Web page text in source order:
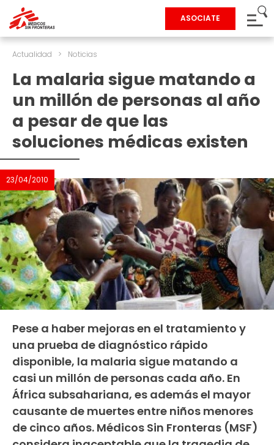
ASOCIATE
Actualidad > Noticias
La malaria sigue matando a
un millón de personas al año
a pesar de que las
soluciones médicas existen
23/04/2010
Pese a haber mejoras en el tratamiento y
una prueba de diagnóstico rápido
disponible, la malaria sigue matando a
casi un millón de personas cada año. En
África subsahariana, es además el mayor
causante de muertes entre niños menores
de cinco años. Médicos Sin Fronteras (MSF)